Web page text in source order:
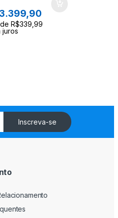
3.399,90
R$339,99
juros
Inscreva-se